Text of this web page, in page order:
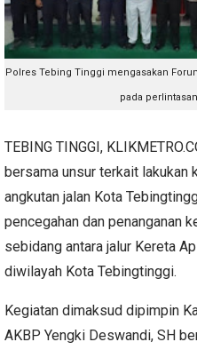
Polres Tebing Tinggi mengasakan
pada
TEBING TINGGI,
bersama unsur terkait lakukan
angkutan jalan Kota
pencegahan dan penanganan
sebidang antara jalur Kereta
diwilayah Kota Tebingtinggi.
Kegiatan dimaksud dipimpin
AKBP Yengki Deswandi, SH